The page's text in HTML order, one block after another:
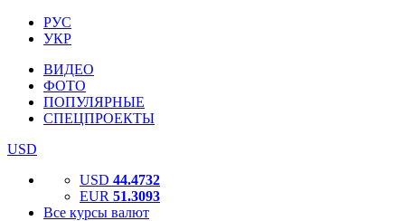
РУС
УКР
ВИДЕО
ФОТО
ПОПУЛЯРНЫЕ
СПЕЦПРОЕКТЫ
USD
USD 44.4732
EUR 51.3093
Все курсы валют